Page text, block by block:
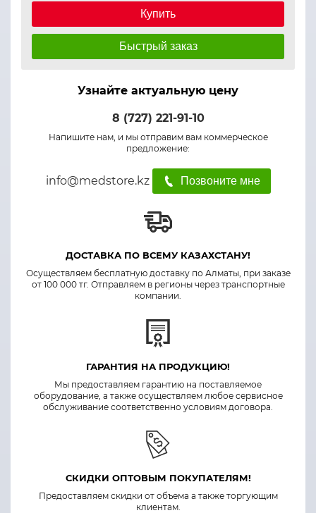
Купить
Быстрый заказ
Узнайте актуальную цену
8 (727) 221-91-10
Напишите нам, и мы отправим вам коммерческое
предложение:
info@medstore.kz Позвоните мне
ДОСТАВКА ПО ВСЕМУ КАЗАХСТАНУ!
Осуществляем бесплатную доставку по Алматы, при заказе
от 100 000 тг. Отправляем в регионы через транспортные
компании.
ГАРАНТИЯ НА ПРОДУКЦИЮ!
Мы предоставляем гарантию на поставляемое
оборудование, а также осуществляем любое сервисное
обслуживание соответственно условиям договора.
СКИДКИ ОПТОВЫМ ПОКУПАТЕЛЯМ!
Предоставляем скидки от объема а также торгующим
клиентам.